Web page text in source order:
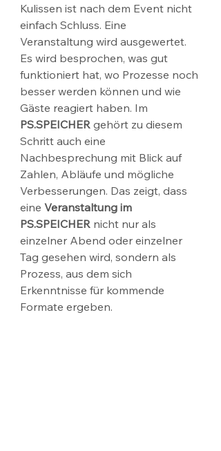
Kulissen ist nach dem Event nicht
einfach Schluss. Eine
Veranstaltung wird ausgewertet.
Es wird besprochen, was gut
funktioniert hat, wo Prozesse noch
besser werden können und wie
Gäste reagiert haben. Im
PS.SPEICHER gehört zu diesem
Schritt auch eine
Nachbesprechung mit Blick auf
Zahlen, Abläufe und mögliche
Verbesserungen. Das zeigt, dass
eine Veranstaltung im
PS.SPEICHER nicht nur als
einzelner Abend oder einzelner
Tag gesehen wird, sondern als
Prozess, aus dem sich
Erkenntnisse für kommende
Formate ergeben.